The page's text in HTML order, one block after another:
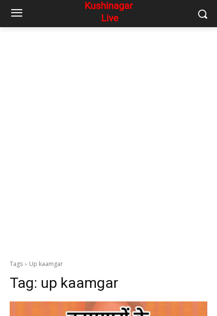
Tags Up kaamgar
Tag: up kaamgar